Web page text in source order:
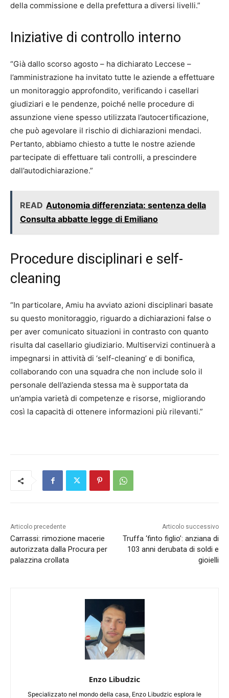
della commissione e della prefettura a diversi livelli.”
Iniziative di controllo interno
“Già dallo scorso agosto – ha dichiarato Leccese –
l’amministrazione ha invitato tutte le aziende a effettuare
un monitoraggio approfondito, verificando i casellari
giudiziari e le pendenze, poiché nelle procedure di
assunzione viene spesso utilizzata l’autocertificazione,
che può agevolare il rischio di dichiarazioni mendaci.
Pertanto, abbiamo chiesto a tutte le nostre aziende
partecipate di effettuare tali controlli, a prescindere
dall’autodichiarazione.”
READ Autonomia differenziata: sentenza della
Consulta abbatte legge di Emiliano
Procedure disciplinari e self-
cleaning
“In particolare, Amiu ha avviato azioni disciplinari basate
su questo monitoraggio, riguardo a dichiarazioni false o
per aver comunicato situazioni in contrasto con quanto
risulta dal casellario giudiziario. Multiservizi continuerà a
impegnarsi in attività di ‘self-cleaning’ e di bonifica,
collaborando con una squadra che non include solo il
personale dell’azienda stessa ma è supportata da
un’ampia varietà di competenze e risorse, migliorando
così la capacità di ottenere informazioni più rilevanti.”
Articolo precedente
Carrassi: rimozione macerie
autorizzata dalla Procura per
palazzina crollata
Articolo successivo
Truffa ‘finto figlio’: anziana di
103 anni derubata di soldi e
gioielli
Enzo Libudzic
Specializzato nel mondo della casa, Enzo Libudzic esplora le